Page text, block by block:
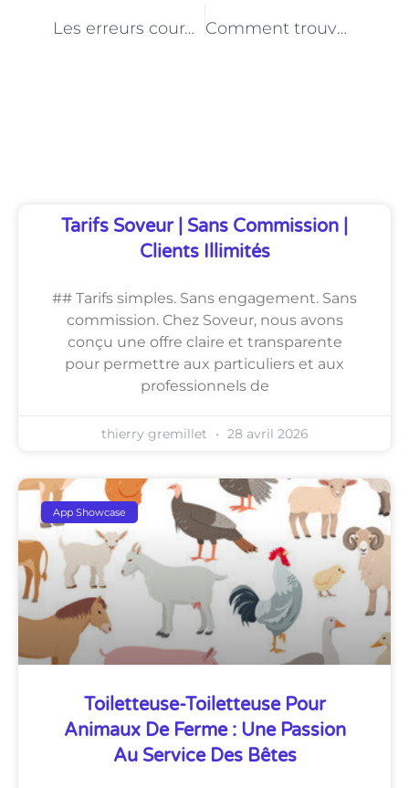
Les erreurs courantes à éviter lors de la pose de plaques de plâtre à Paris Comment trouver un plombier à Paris en cas d’urgence ?
Tarifs Soveur | Sans Commission |
Clients Illimités
## Tarifs simples. Sans engagement. Sans
commission. Chez Soveur, nous avons
conçu une offre claire et transparente
pour permettre aux particuliers et aux
professionnels de
thierry gremillet 28 avril 2026
App Showcase
Toiletteuse-Toiletteuse Pour
Animaux De Ferme : Une Passion
Au Service Des Bêtes